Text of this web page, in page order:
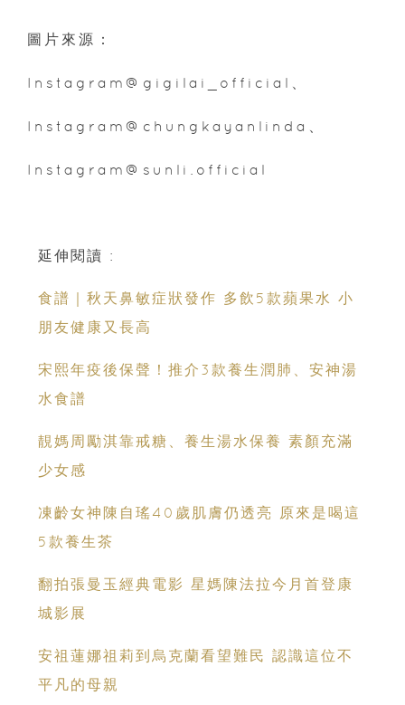
圖片來源：
Instagram@gigilai_official、
Instagram@chungkayanlinda、
Instagram@sunli.official
延伸閱讀 :
食譜｜秋天鼻敏症狀發作 多飲5款蘋果水 小
朋友健康又長高
宋熙年疫後保聲！推介3款養生潤肺、安神湯
水食譜
靚媽周勵淇靠戒糖、養生湯水保養 素顏充滿
少女感
凍齡女神陳自瑤40歲肌膚仍透亮 原來是喝這
5款養生茶
翻拍張曼玉經典電影 星媽陳法拉今月首登康
城影展
安祖蓮娜祖莉到烏克蘭看望難民 認識這位不
平凡的母親